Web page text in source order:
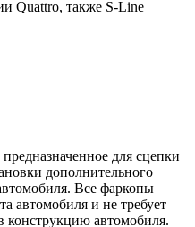
для сцепки
дополнительного
Все фаркопы
автомобиля и не требует
конструкцию автомобиля.